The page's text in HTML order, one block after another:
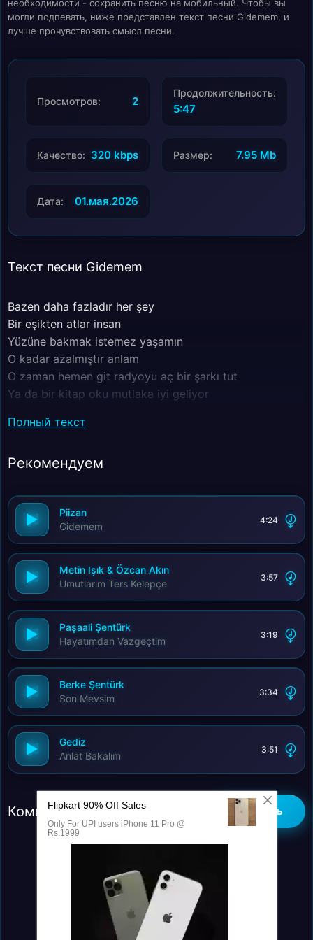
необходимости - сохранить песню на мобильный. Чтобы вы
могли подпевать, ниже представлен текст песни Gidemem, и
лучше прочувствовать смысл песни.
Просмотров: 2
Продолжительность:
5:47
Качество: 320 kbps Размер: 7.95 Mb
Дата: 01.мая.2026
Текст песни Gidemem
Bazen daha fazladır her şey
Bir eşikten atlar insan
Yüzüne bakmak istemez yaşamın
O kadar azalmıştır anlam
O zaman hemen git radyoyu aç bir şarkı tut
Ya da bir kitap oku mutlaka iyi geliyor
Zehir dışarı akmadan yürek yıkanmıyor
Ayrılıktan kaçılmıyor
Полный текст
Рекомендуем
Piizan
Gidemem
4:24
Metin Işık & Özcan Akın
Umutlarım Ters Kelepçe
3:57
Paşaali Şentürk
Hayatımdan Vazgeçtim
3:19
Berke Şentürk
Son Mevsim
3:34
Gediz
Anlat Bakalım
3:51
Комментарии (0) Добавить